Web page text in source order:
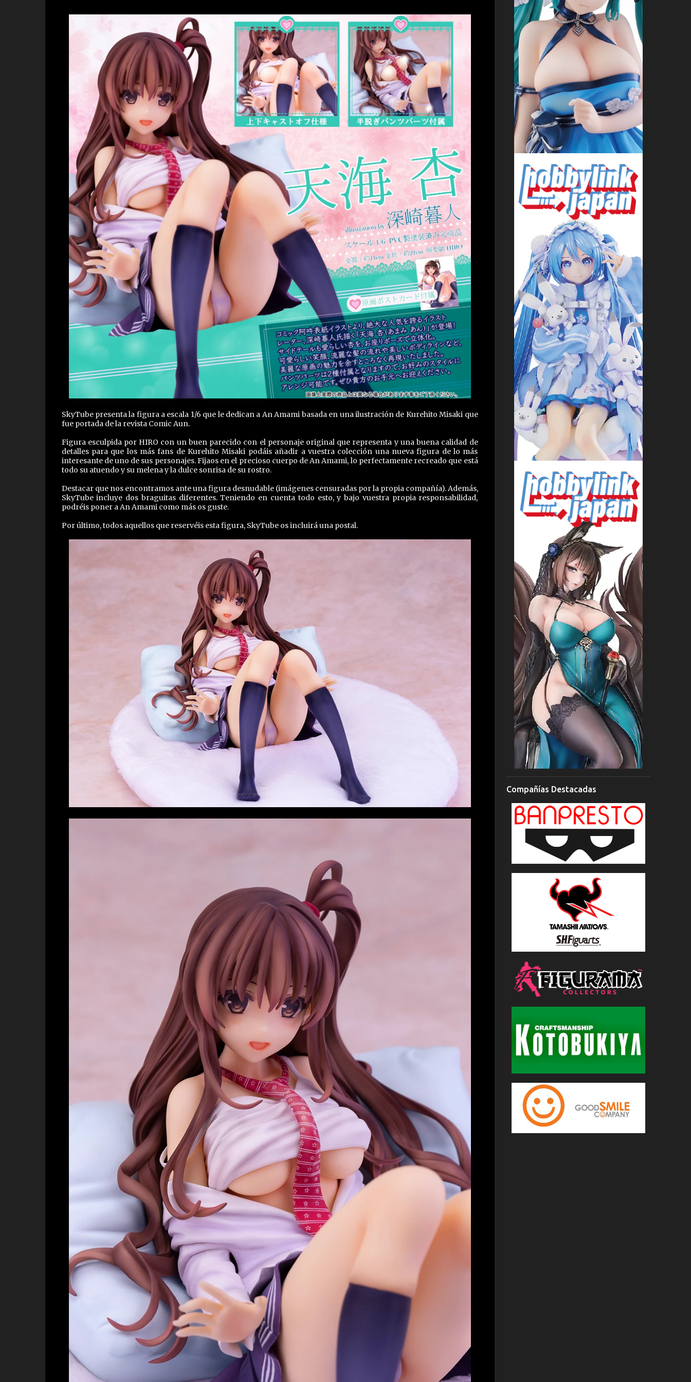
SkyTube presenta la figura a escala 1/6 que le dedican a An Amami basada en una ilustración de Kurehito Misaki que
fue portada de la revista Comic Aun.
Figura esculpida por HIRO con un buen parecido con el personaje original que representa y una buena calidad de
detalles para que los más fans de Kurehito Misaki podáis añadir a vuestra colección una nueva figura de lo más
interesante de uno de sus personajes. Fijaos en el precioso cuerpo de An Amami, lo perfectamente recreado que está
todo su atuendo y su melena y la dulce sonrisa de su rostro.
Destacar que nos encontramos ante una figura desnudable (imágenes censuradas por la propia compañía). Además,
SkyTube incluye dos braguitas diferentes. Teniendo en cuenta todo esto, y bajo vuestra propia responsabilidad,
podréis poner a An Amami como más os guste.
Por último, todos aquellos que reservéis esta figura, SkyTube os incluirá una postal.
Compañías Destacadas